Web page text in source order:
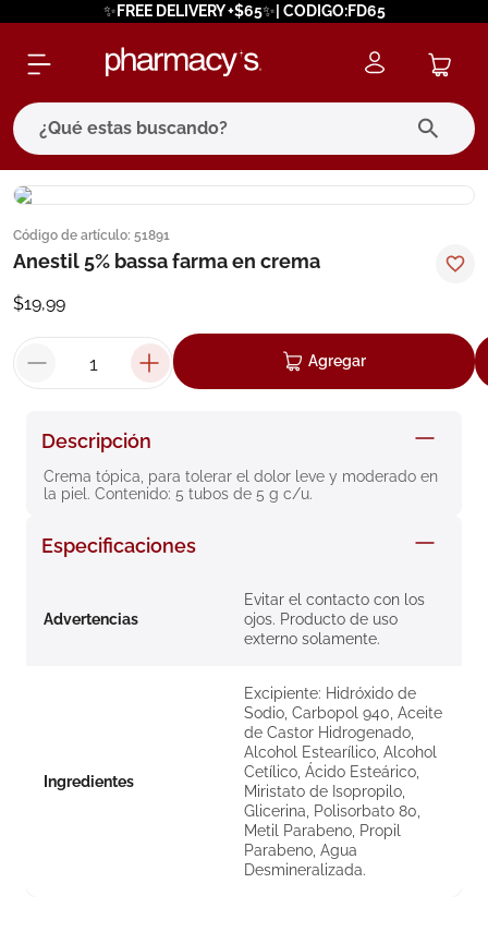
✨FREE DELIVERY +$65✨| CODIGO:FD65
¿Qué estas buscando?
Código de artículo: 51891
Anestil 5% bassa farma en crema
$19,99
Agregar
Descripción
Crema tópica, para tolerar el dolor leve y moderado en
la piel. Contenido: 5 tubos de 5 g c/u.
Especificaciones
Advertencias
Evitar el contacto con los
ojos. Producto de uso
externo solamente.
Ingredientes
Excipiente: Hidróxido de
Sodio, Carbopol 940, Aceite
de Castor Hidrogenado,
Alcohol Estearílico, Alcohol
Cetílico, Ácido Esteárico,
Miristato de Isopropilo,
Glicerina, Polisorbato 80,
Metil Parabeno, Propil
Parabeno, Agua
Desmineralizada.
términos más buscados
1. eucerin
3.
pilexil
5. cerave
6 degraler
7. isdin
9. nivea